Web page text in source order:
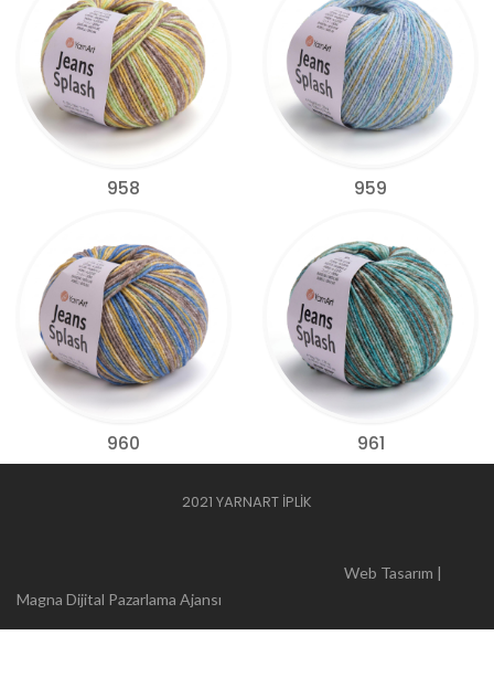
958 959
960 961
2021 YARNART İPLİK
Web Tasarım |
Magna Dijital Pazarlama Ajansı